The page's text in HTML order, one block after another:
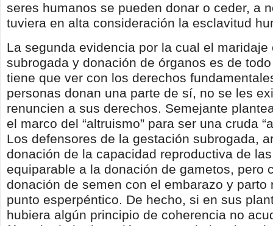
seres humanos se pueden donar o ceder, a
tuviera en alta consideración la esclavitud
La segunda evidencia por la cual el maridaje
subrogada y donación de órganos es de
tiene que ver con los derechos
personas donan una parte de sí, no se les
renuncien a sus derechos. Semejante
el marco del “altruismo” para ser una cruda
Los defensores de la gestación subrogada,
donación de la capacidad reproductiva de
equiparable a la donación de gametos, pero
donación de semen con el embarazo y parto
punto esperpéntico. De hecho, si en sus
hubiera algún principio de coherencia no